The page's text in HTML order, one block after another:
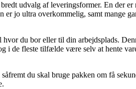
udvalg af leveringsformer. En der
er jo ultra overkommelig, samt mange
du bor eller til din arbejdsplads.
i de fleste tilfælde være selv at hente
du skal bruge pakken om få